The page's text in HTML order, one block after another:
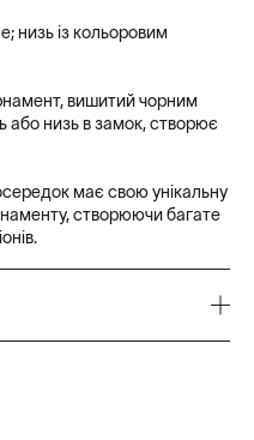
низь із кольоровим
вишитий чорним
або низь в замок, створює
має свою унікальну
створюючи багате